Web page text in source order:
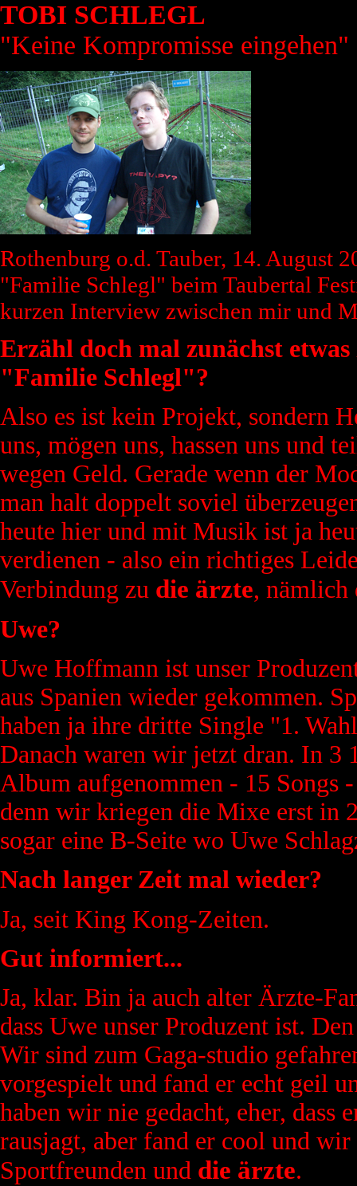
TOBI SCHLEGL
"Keine Kompromisse eingehen"
Rothenburg o.d. Tauber, 14. August
"Familie Schlegl" beim Taubertal
kurzen Interview zwischen mir und
Erzähl doch mal zunächst
"Familie Schlegl"?
Also es ist kein Projekt, sondern
uns, mögen uns, hassen uns und
wegen Geld. Gerade wenn der
man halt doppelt soviel
heute hier und mit Musik ist ja
verdienen - also ein richtiges
Verbindung zu die ärzte, nämlich
Uwe?
Uwe Hoffmann ist unser
aus Spanien wieder gekommen.
haben ja ihre dritte Single "1.
Danach waren wir jetzt dran. In 3
Album aufgenommen - 15 Songs
denn wir kriegen die Mixe erst in
sogar eine B-Seite wo Uwe
Nach langer Zeit mal wieder?
Ja, seit King Kong-Zeiten.
Gut informiert...
Ja, klar. Bin ja auch alter Ärzte-
dass Uwe unser Produzent ist.
Wir sind zum Gaga-studio
vorgespielt und fand er echt geil
haben wir nie gedacht, eher, dass
rausjagt, aber fand er cool und
Sportfreunden und die ärzte.